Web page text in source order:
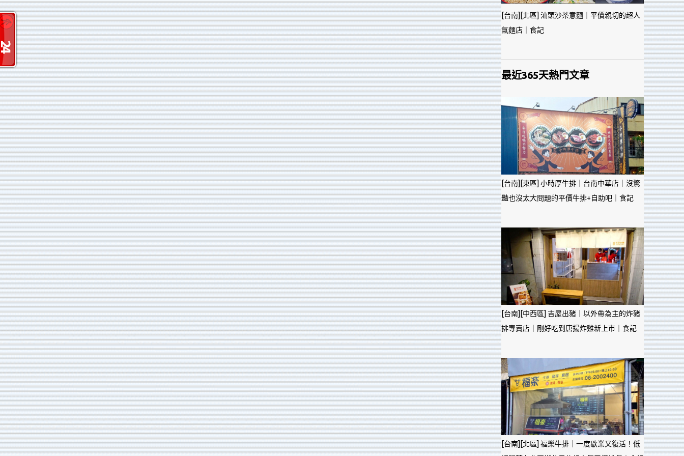
[台南][北區] 汕頭沙茶意麵｜平價親切的超人
氣麵店｜食記
最近365天熱門文章
[台南][東區] 小時厚牛排｜台南中華店｜沒驚
豔也沒太大問題的平價牛排+自助吧｜食記
[台南][中西區] 吉屋出豬｜以外帶為主的炸豬
排專賣店｜剛好吃到唐揚炸雞新上市｜食記
[台南][北區] 福樂牛排｜一度歇業又復活！低